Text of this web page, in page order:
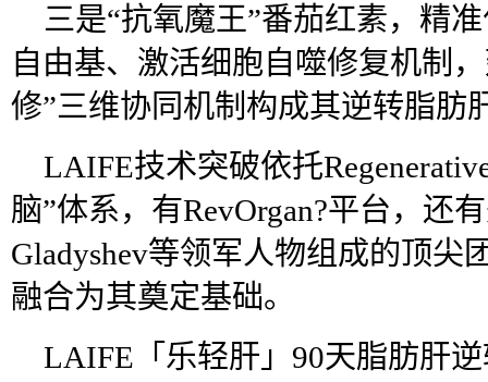
三是“抗氧魔王”番茄红素，精
自由基、激活细胞自噬修复机制
修”三维协同机制构成其逆转脂肪
LAIFE技术突破依托
脑”体系，有RevOrgan?平台，还
Gladyshev等领军人物组成的顶尖
融合为其奠定基础。
LAIFE「乐轻肝」90天脂肪肝